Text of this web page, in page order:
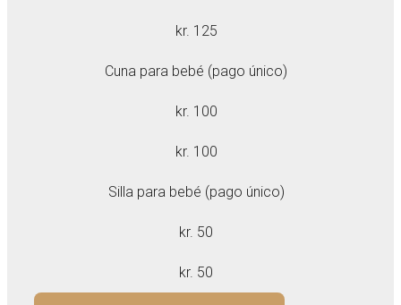
kr. 125
Cuna para bebé (pago único)
kr. 100
kr. 100
Silla para bebé (pago único)
kr. 50
kr. 50